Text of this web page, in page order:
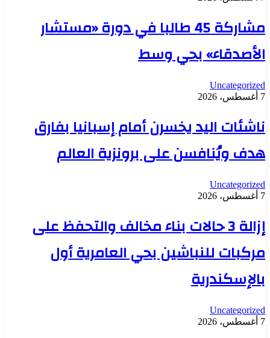
مشاركة 45 طالبا في دورة «مستشار
الأصدقاء» بحي وسط
Uncategorized
7 أغسطس، 2026
ناشئات اليد يخسرن أمام إسبانيا بفارق
هدف ويُنافسن على برونزية العالم
Uncategorized
7 أغسطس، 2026
إزالة 3 حالات بناء مخالف والتحفظ على
مركبات للنباشين بحي العامرية أول
بالإسكندرية
Uncategorized
7 أغسطس، 2026